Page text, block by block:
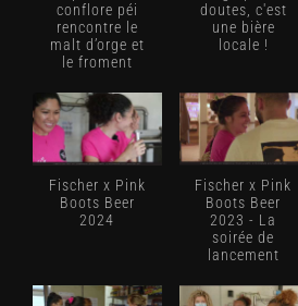
conflore péi
rencontre le
malt d’orge et
le froment
doutes, c'est
une bière
locale !
Fischer x Pink
Boots Beer
2024
Fischer x Pink
Boots Beer
2023 - La
soirée de
lancement